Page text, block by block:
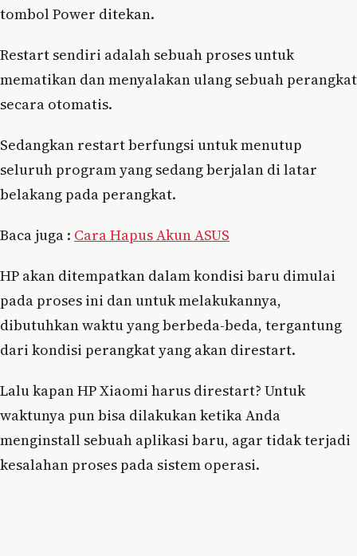
tombol Power ditekan.
Restart sendiri adalah sebuah proses untuk
mematikan dan menyalakan ulang sebuah perangkat
secara otomatis.
Sedangkan restart berfungsi untuk menutup
seluruh program yang sedang berjalan di latar
belakang pada perangkat.
Baca juga : Cara Hapus Akun ASUS
HP akan ditempatkan dalam kondisi baru dimulai
pada proses ini dan untuk melakukannya,
dibutuhkan waktu yang berbeda-beda, tergantung
dari kondisi perangkat yang akan direstart.
Lalu kapan HP Xiaomi harus direstart? Untuk
waktunya pun bisa dilakukan ketika Anda
menginstall sebuah aplikasi baru, agar tidak terjadi
kesalahan proses pada sistem operasi.